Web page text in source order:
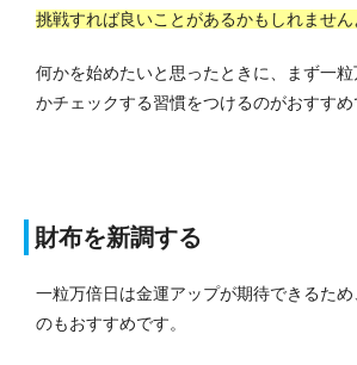
挑戦すれば良いことがあるかもしれません
何かを始めたいと思ったときに、まず一
かチェックする習慣をつけるのがおすすめ
財布を新調する
一粒万倍日は金運アップが期待できるた
のもおすすめです。